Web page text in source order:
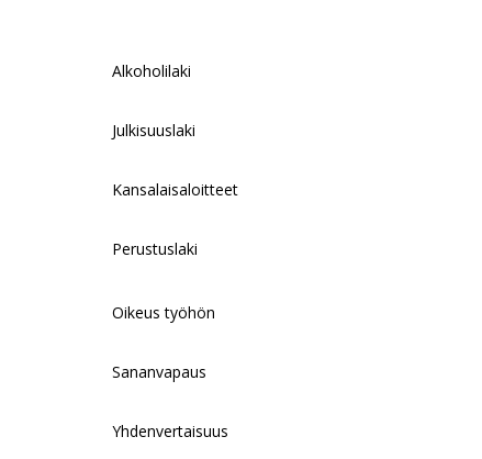
Alkoholilaki
Julkisuuslaki
Kansalaisaloitteet
Perustuslaki
Oikeus työhön
Sananvapaus
Yhdenvertaisuus